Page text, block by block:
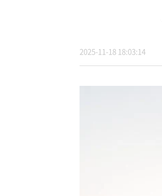
2025-11-18 18:03:14